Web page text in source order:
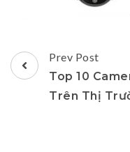
Post
Navigation
Prev Post
Top 10
Trên Thị